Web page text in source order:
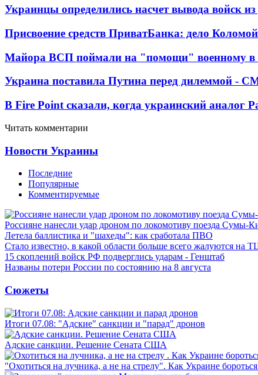
Украинцы определились насчет вывода войск из
Присвоение средств ПриватБанка: дело
Майора ВСП поймали на "помощи" военному
Украина поставила Путина перед дилеммой -
В Fire Point сказали, когда украинский аналог
Читать комментарии
Новости Украины
Последние
Популярные
Комментируемые
Россияне нанесли удар дроном по локомотиву поезда Сумы-
Летела баллистика и "шахеды": как сработала ПВО
Стало известно, в какой области больше всего жалуются на
15 скоплений войск РФ подверглись ударам - Генштаб
Названы потери России по состоянию на 8 августа
Сюжеты
Итоги 07.08: "Адские" санкции и "парад" дронов
Адские санкции. Решение Сената США
"Охотиться на лучника, а не на стрелу". Как Украине